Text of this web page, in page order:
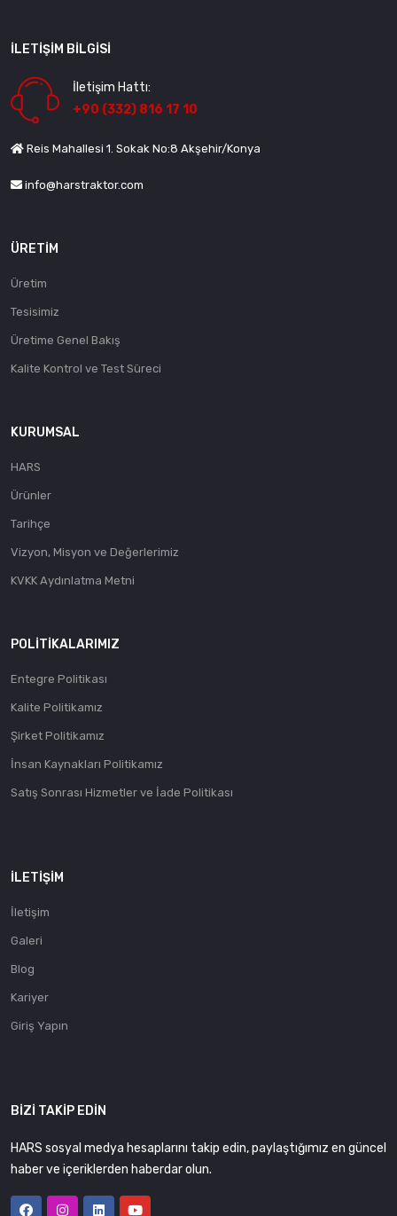
İLETIŞIM BILGISI
İletişim Hattı:
+90 (332) 816 17 10
Reis Mahallesi 1. Sokak No:8 Akşehir/Konya
info@harstraktor.com
ÜRETIM
Üretim
Tesisimiz
Üretime Genel Bakış
Kalite Kontrol ve Test Süreci
KURUMSAL
HARS
Ürünler
Tarihçe
Vizyon, Misyon ve Değerlerimiz
KVKK Aydınlatma Metni
POLITIKALARIMIZ
Entegre Politikası
Kalite Politikamız
Şirket Politikamız
İnsan Kaynakları Politikamız
Satış Sonrası Hizmetler ve İade Politikası
İLETIŞIM
İletişim
Galeri
Blog
Kariyer
Giriş Yapın
BIZI TAKIP EDIN
HARS sosyal medya hesaplarını takip edin, paylaştığımız en güncel
haber ve içeriklerden haberdar olun.